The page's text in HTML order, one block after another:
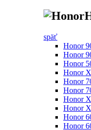
späť
Honor
Honor
Honor
Honor
Honor
Honor
Honor
Honor
Honor
Honor